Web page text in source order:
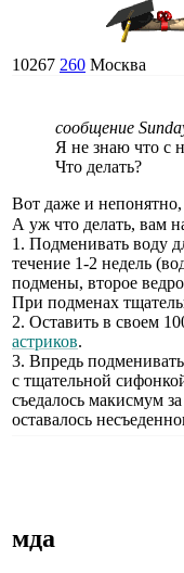
10267 260 Москва
сообщение
Я не знаю что с
Что делать?
Вот даже и
А уж что делать, вам
1. Подменивать воду
течение 1-2 недель
подмены, второе
При подменах
2. Оставить в своем
астриков.
3. Впредь
с тщательной
съедалось макисмум
оставалось
мда